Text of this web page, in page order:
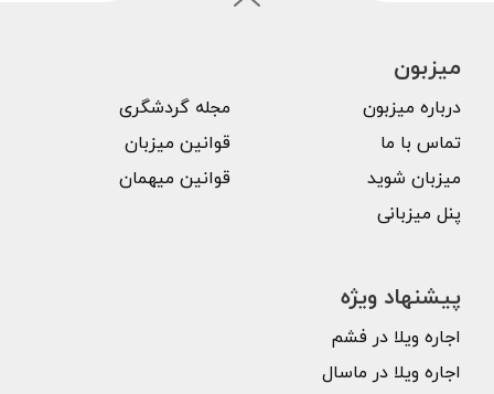
میزبون
درباره میزبون
تماس با ما
میزبان شوید
پنل میزبانی
مجله گردشگری
قوانین میزبان
قوانین میهمان
پیشنهاد ویژه
اجاره ویلا در فشم
اجاره ویلا در ماسال